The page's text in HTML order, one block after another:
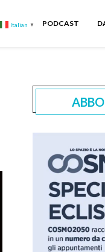
Italian ▼ PODCAST